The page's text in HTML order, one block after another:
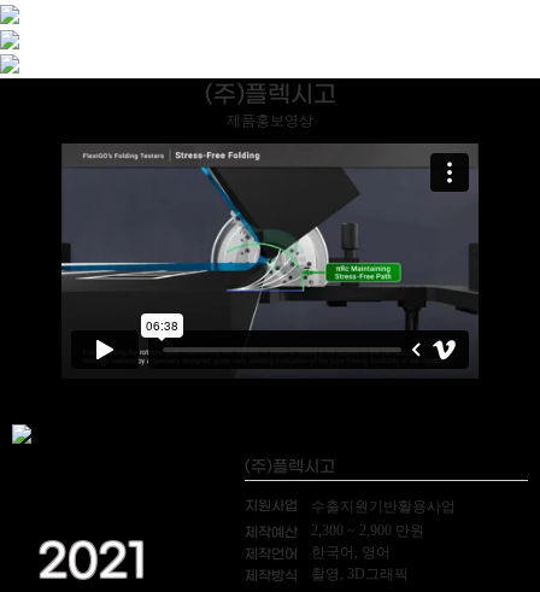
(주)플렉시고
제품홍보영상
2021
(주)플렉시고
지원사업 수출지원기반활용사업
제작예산 2,300 ~ 2,900 만원
제작언어 한국어, 영어
제작방식 촬영, 3D그래픽